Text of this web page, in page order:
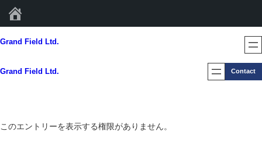
容
ス
Grand Field Ltd.
Grand Field Ltd. Contact
このエントリーを表示する権限がありません。